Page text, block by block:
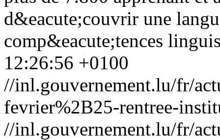
d&eacute;couvrir une
comp&eacute;tences
12:26:56 +0100
//inl.gouvernement.lu/fr/
fevrier%2B25-rentree-
//inl.gouvernement.lu/fr/